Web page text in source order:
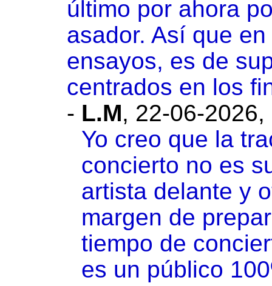
último por ahora
asador. Así que
ensayos, es de
centrados en los
- L.M, 22-06-2026,
Yo creo que la
concierto no es
artista delante y
margen de
tiempo de
es un público